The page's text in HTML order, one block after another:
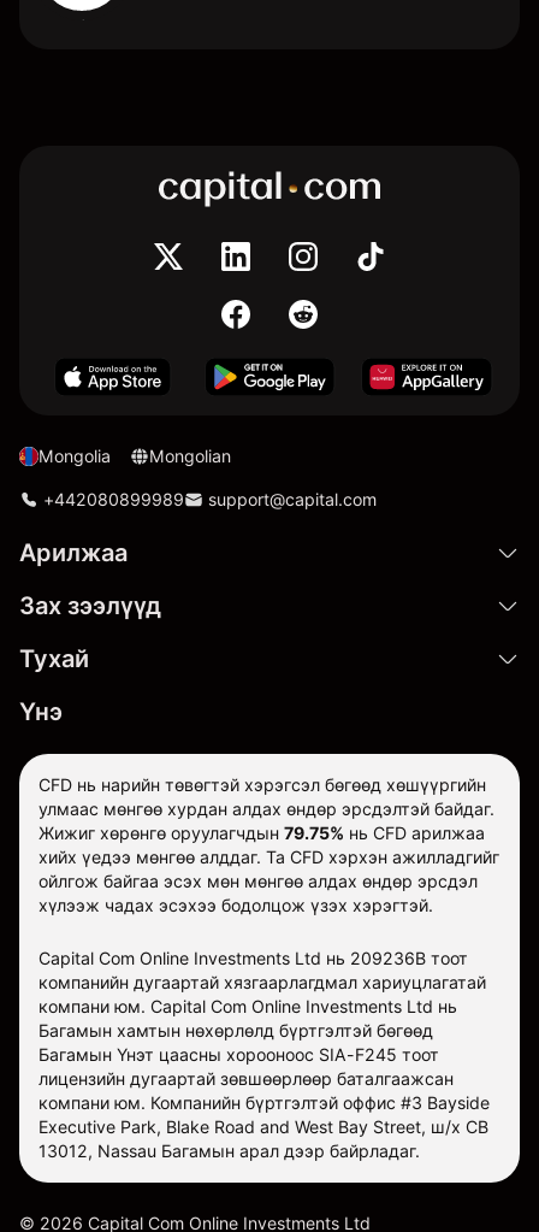
Mongolia Mongolian
+442080899989 support@capital.com
Арилжаа
Зах зээлүүд
Тухай
Үнэ
CFD нь нарийн төвөгтэй хэрэгсэл бөгөөд хөшүүргийн
улмаас мөнгөө хурдан алдах өндөр эрсдэлтэй байдаг.
Жижиг хөрөнгө оруулагчдын 79.75% нь CFD арилжаа
хийх үедээ мөнгөө алддаг. Та CFD хэрхэн ажилладгийг
ойлгож байгаа эсэх мөн мөнгөө алдах өндөр эрсдэл
хүлээж чадах эсэхээ бодолцож үзэх хэрэгтэй.
Capital Com Online Investments Ltd нь 209236B тоот
компанийн дугаартай хязгаарлагдмал хариуцлагатай
компани юм. Capital Com Online Investments Ltd нь
Багамын хамтын нөхөрлөлд бүртгэлтэй бөгөөд
Багамын Үнэт цаасны хорооноос SIA-F245 тоот
лицензийн дугаартай зөвшөөрлөөр баталгаажсан
компани юм. Компанийн бүртгэлтэй оффис #3 Bayside
Executive Park, Blake Road and West Bay Street, ш/х CB
13012, Nassau Багамын арал дээр байрладаг.
© 2026 Capital Com Online Investments Ltd